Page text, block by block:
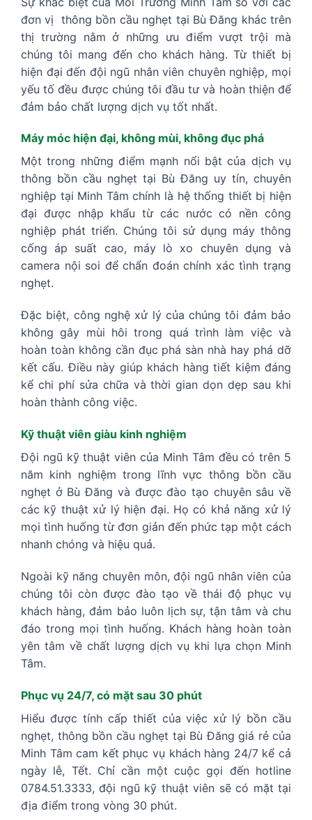
đơn vị thông bồn cầu nghẹt tại Bù Đăng khác trên
thị trường nằm ở những ưu điểm vượt trội mà
chúng tôi mang đến cho khách hàng. Từ thiết bị
hiện đại đến đội ngũ nhân viên chuyên nghiệp, mọi
yếu tố đều được chúng tôi đầu tư và hoàn thiện để
đảm bảo chất lượng dịch vụ tốt nhất.
Máy móc hiện đại, không mùi, không đục phá
Một trong những điểm mạnh nổi bật của dịch vụ
thông bồn cầu nghẹt tại Bù Đăng uy tín, chuyên
nghiệp tại Minh Tâm chính là hệ thống thiết bị hiện
đại được nhập khẩu từ các nước có nền công
nghiệp phát triển. Chúng tôi sử dụng máy thông
cống áp suất cao, máy lò xo chuyên dụng và
camera nội soi để chẩn đoán chính xác tình trạng
nghẹt.
Đặc biệt, công nghệ xử lý của chúng tôi đảm bảo
không gây mùi hôi trong quá trình làm việc và
hoàn toàn không cần đục phá sàn nhà hay phá dỡ
kết cấu. Điều này giúp khách hàng tiết kiệm đáng
kể chi phí sửa chữa và thời gian dọn dẹp sau khi
hoàn thành công việc.
Kỹ thuật viên giàu kinh nghiệm
Đội ngũ kỹ thuật viên của Minh Tâm đều có trên 5
năm kinh nghiệm trong lĩnh vực thông bồn cầu
nghẹt ở Bù Đăng và được đào tạo chuyên sâu về
các kỹ thuật xử lý hiện đại. Họ có khả năng xử lý
mọi tình huống từ đơn giản đến phức tạp một cách
nhanh chóng và hiệu quả.
Ngoài kỹ năng chuyên môn, đội ngũ nhân viên của
chúng tôi còn được đào tạo về thái độ phục vụ
khách hàng, đảm bảo luôn lịch sự, tận tâm và chu
đáo trong mọi tình huống. Khách hàng hoàn toàn
yên tâm về chất lượng dịch vụ khi lựa chọn Minh
Tâm.
Phục vụ 24/7, có mặt sau 30 phút
Hiểu được tính cấp thiết của việc xử lý bồn cầu
nghẹt, thông bồn cầu nghẹt tại Bù Đăng giá rẻ của
Minh Tâm cam kết phục vụ khách hàng 24/7 kể cả
ngày lễ, Tết. Chỉ cần một cuộc gọi đến hotline
0784.51.3333, đội ngũ kỹ thuật viên sẽ có mặt tại
địa điểm trong vòng 30 phút.